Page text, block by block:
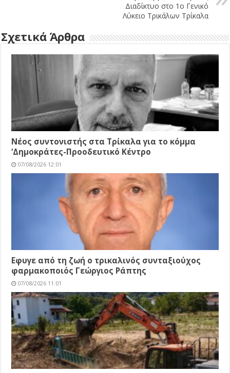
Διαδίκτυο στο 1ο Γενικό
Λύκειο Τρικάλων Τρίκαλα
Σχετικά Άρθρα
Νέος συντονιστής στα Τρίκαλα για το κόμμα
‘Δημοκράτες-Προοδευτικό Κέντρο
07/08/2026 12:01
Εφυγε από τη ζωή ο τρικαλινός συνταξιούχος
φαρμακοποιός Γεώργιος Ράπτης
07/08/2026 11:01